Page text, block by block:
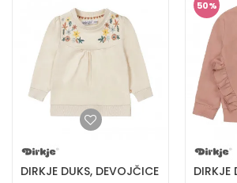
DIRKJE DUKS, DEVOJČICE
50%
DIRKJE